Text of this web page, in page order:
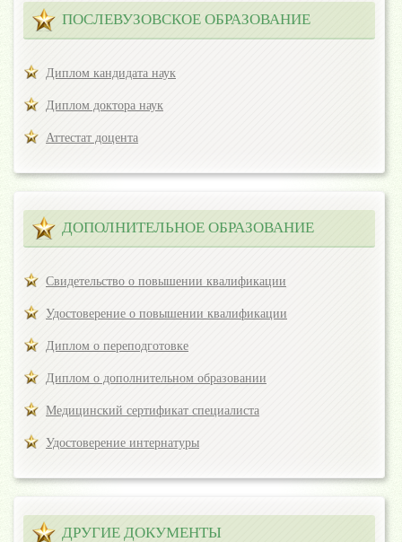
ПОСЛЕВУЗОВСКОЕ ОБРАЗОВАНИЕ
Диплом кандидата наук
Диплом доктора наук
Аттестат доцента
ДОПОЛНИТЕЛЬНОЕ ОБРАЗОВАНИЕ
Свидетельство о повышении квалификации
Удостоверение о повышении квалификации
Диплом о переподготовке
Диплом о дополнительном образовании
Медицинский сертификат специалиста
Удостоверение интернатуры
ДРУГИЕ ДОКУМЕНТЫ